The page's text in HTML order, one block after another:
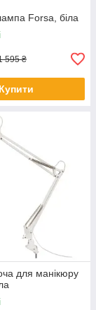
Forsa, біла
595 ₴
Купити
для манікюру